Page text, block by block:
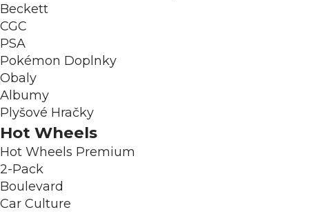
Beckett
CGC
PSA
Pokémon Doplnky
Obaly
Albumy
Plyšové Hračky
Hot Wheels
Hot Wheels Premium
2-Pack
Boulevard
Car Culture